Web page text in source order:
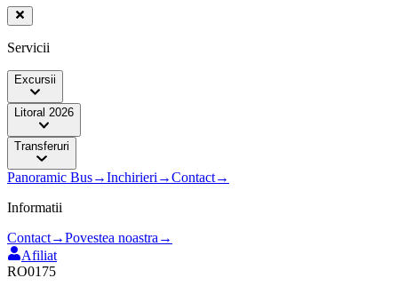
Servicii
Excursii
Litoral 2026
Transferuri
Panoramic Bus→Inchirieri →Contact→
Informatii
Contact→Povestea noastra →
Afiliat
RO0175